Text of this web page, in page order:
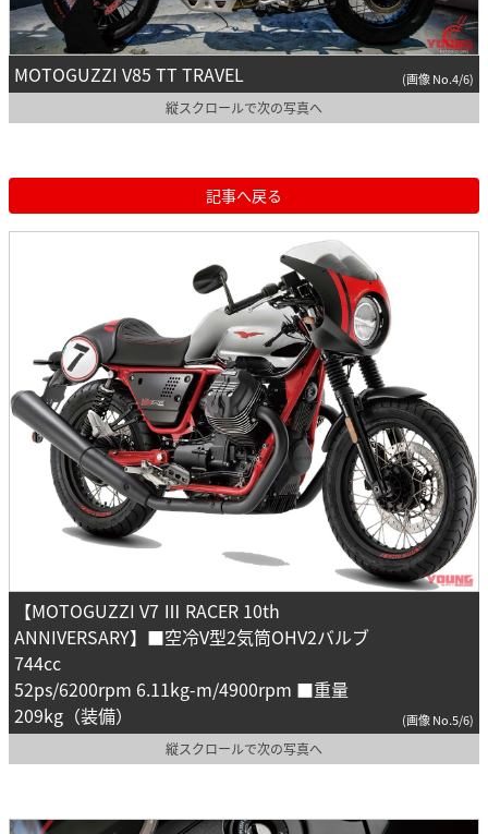
MOTOGUZZI V85 TT TRAVEL (画像 No.4/6)
縦スクロールで次の写真へ
記事へ戻る
【MOTOGUZZI V7 Ⅲ RACER 10th
ANNIVERSARY】■空冷V型2気筒OHV2バルブ
744cc
52ps/6200rpm 6.11kg-m/4900rpm ■重量
209kg（装備）
(画像 No.5/6)
縦スクロールで次の写真へ